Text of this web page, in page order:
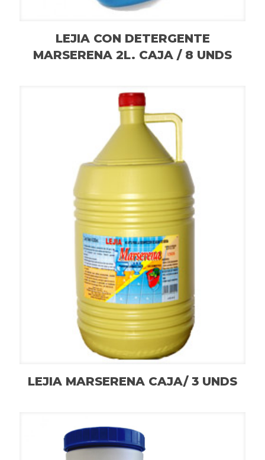
LEJIA CON DETERGENTE
MARSERENA 2L. CAJA / 8 UNDS
LEJIA MARSERENA CAJA/ 3 UNDS